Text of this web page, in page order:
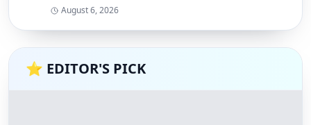
August 6, 2026
⭐ EDITOR'S PICK